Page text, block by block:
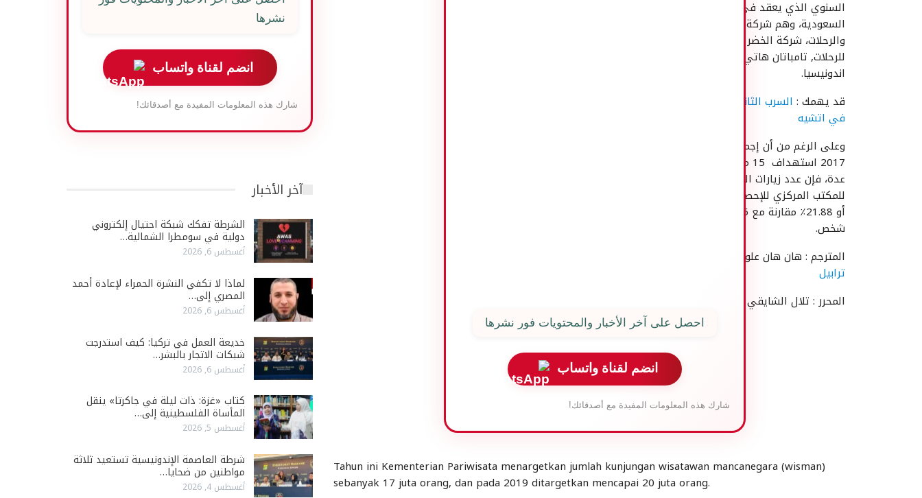
السنوي الذي يعقد في جدة المملكة العربية
السعودية، وهم شركة جوي اندونيسيا للسياحة
والرحلات، شركة الخضر للسياحة، شركة سفارى
للرحلات, تامباتان هاتي، شركة عليا للسياحة وغارودا
اندونيسيا.
قد يهمك : السرب الثاني عشر للقوات الجوية يتدرب
في اتشيه
وعلى الرغم من أن إجمالي عدد السياح خلال عام
2017 استهداف 15 مليون شخص لم يتحقق لعوامل
عدة، فإن عدد زيارات السياح الأجانب هذا العام وفقا
شخص.
المترجم : هان هان علوم الدين |المصدر :
ترابيل
المحرر : تلال الشايقي
احصل على آخر الأخبار والمحتويات فور نشرها
انضم لقناة واتساب
شارك هذه المعلومات المفيدة مع أصدقائك!
Tahun ini Kementerian Pariwisata menargetkan jumlah kunjungan wisatawan mancanegara (wisman)
sebanyak 17 juta orang, dan pada 2019 ditargetkan mencapai 20 juta orang.
نشرها
انضم لقناة واتساب
شارك هذه المعلومات المفيدة مع أصدقائك!
آخر الأخبار
الشرطة تفكك شبكة احتيال إلكتروني
دولية في سومطرا الشمالية…
أغسطس 6, 2026
لماذا لا تكفي النشرة الحمراء لإعادة أحمد
المصري إلى…
أغسطس 6, 2026
خديعة العمل في تركيا: كيف استدرجت
شبكات الاتجار بالبشر…
أغسطس 6, 2026
كتاب «غزة: ذات ليلة في جاكرتا» ينقل
المأساة الفلسطينية إلى…
أغسطس 5, 2026
شرطة العاصمة الإندونيسية تستعيد ثلاثة
مواطنين من ضحايا…
أغسطس 4, 2026